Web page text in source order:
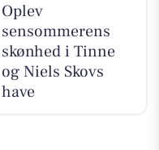
Oplev
sensommerens
skønhed i Tinne
og Niels Skovs
have